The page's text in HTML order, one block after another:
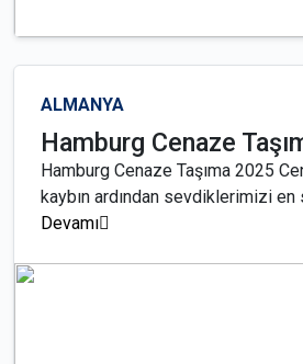
ALMANYA
Hamburg Cenaze
Hamburg Cenaze Taşıma 2025
kaybın ardından sevdiklerimizi en
Devamı